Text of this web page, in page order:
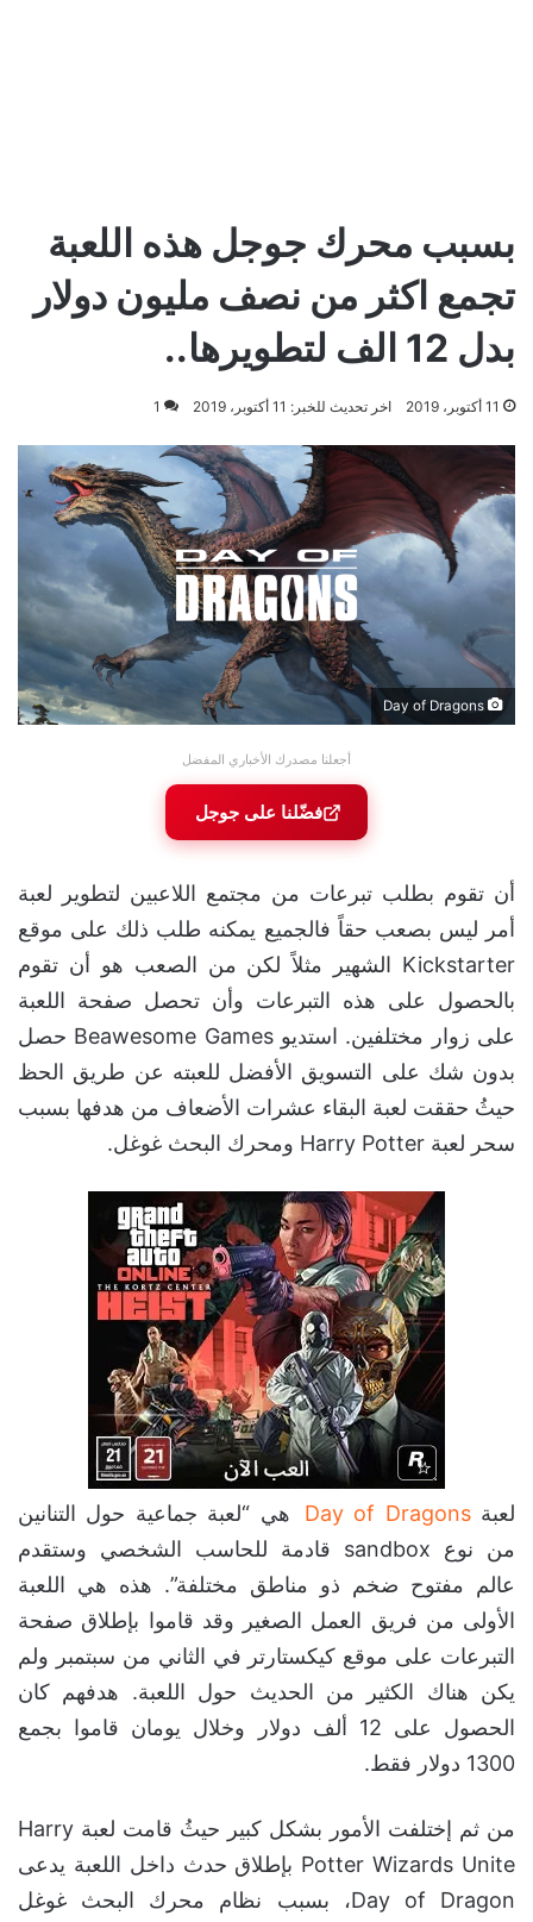
بسبب محرك جوجل هذه اللعبة
تجمع اكثر من نصف مليون دولار
بدل 12 الف لتطويرها..
11 أكتوبر، 2019 اخر تحديث للخبر: 11 أكتوبر، 2019 1
أجعلنا مصدرك الأخباري المفضل
فضّلنا على جوجل
أن تقوم بطلب تبرعات من مجتمع اللاعبين لتطوير لعبة
أمر ليس بصعب حقاً فالجميع يمكنه طلب ذلك على موقع
Kickstarter الشهير مثلاً لكن من الصعب هو أن تقوم
بالحصول على هذه التبرعات وأن تحصل صفحة اللعبة
على زوار مختلفين. استديو Beawesome Games حصل
بدون شك على التسويق الأفضل للعبته عن طريق الحظ
حيثُ حققت لعبة البقاء عشرات الأضعاف من هدفها بسبب
سحر لعبة Harry Potter ومحرك البحث غوغل.
لعبةDay of Dragons
هي “لعبة جماعية حول التنانين
من نوع sandbox قادمة للحاسب الشخصي وستقدم
عالم مفتوح ضخم ذو مناطق مختلفة”. هذه هي اللعبة
الأولى من فريق العمل الصغير وقد قاموا بإطلاق صفحة
التبرعات على موقع كيكستارتر في الثاني من سبتمبر ولم
يكن هناك الكثير من الحديث حول اللعبة. هدفهم كان
الحصول على 12 ألف دولار وخلال يومان قاموا بجمع
1300 دولار فقط.
من ثم إختلفت الأمور بشكل كبير حيثُ قامت لعبة Harry
Potter Wizards Unite بإطلاق حدث داخل اللعبة يدعى
Day of Dragon، بسبب نظام محرك البحث غوغل